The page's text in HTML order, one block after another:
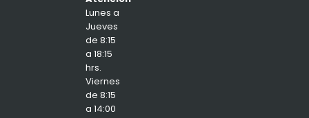
Lunes a
Jueves
de 8:15
a 18:15
hrs.
Viernes
de 8:15
a 14:00